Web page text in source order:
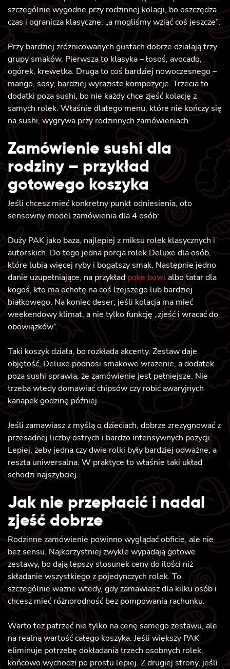
szczególnie wygodne przy rodzinnej kolacji, bo oszczędza
czas i ogranicza klasyczne: „a mogliśmy wziąć coś jeszcze”.
Przy bardziej zróżnicowanych gustach dobrze działają trzy
grupy smaków. Pierwsza to klasyka – łosoś, avocado,
ogórek, krewetka. Druga to coś bardziej nowoczesnego –
mango, sosy, bardziej wyraziste kompozycje. Trzecia to
dodatki poza sushi, bo nie każdy chce zjeść kolację z
samych rolek. Właśnie dlatego menu, które nie kończy się
na sushi, wygrywa przy rodzinnych zamówieniach.
Zamówienie sushi dla
rodziny – przykład
gotowego koszyka
Jeśli chcesz mieć konkretny punkt odniesienia, oto
sensowny model zamówienia dla 4 osób:
Duży PAK jako baza, najlepiej z miksu rolek klasycznych i
autorskich. Do tego jedna porcja rolek Deluxe dla osób,
które lubią więcej ryby i bogatszy smak. Następnie jedno
danie uzupełniające, na przykład poke bowlalbo tatar dla
kogoś, kto ma ochotę na coś lżejszego lub bardziej
białkowego. Na koniec deser, jeśli kolacja ma mieć
weekendowy klimat, a nie tylko funkcję „zjeść i wracać do
obowiązków”.
Taki koszyk działa, bo rozkłada akcenty. Zestaw daje
objętość, Deluxe podnosi smakowe wrażenie, a dodatek
poza sushi sprawia, że zamówienie jest pełniejsze. Nie
trzeba wtedy domawiać chipsów czy robić awaryjnych
kanapek godzinę później.
Jeśli zamawiasz z myślą o dzieciach, dobrze zrezygnować z
przesadnej liczby ostrych i bardzo intensywnych pozycji.
Lepiej, żeby jedna czy dwie rolki były bardziej odważne, a
reszta uniwersalna. W praktyce to właśnie taki układ
schodzi najszybciej.
Jak nie przepłacić i nadal
zjeść dobrze
Rodzinne zamówienie powinno wyglądać obficie, ale nie
bez sensu. Najkorzystniej zwykle wypadają gotowe
zestawy, bo dają lepszy stosunek ceny do ilości niż
składanie wszystkiego z pojedynczych rolek. To
szczególnie ważne wtedy, gdy zamawiasz dla kilku osób i
chcesz mieć różnorodność bez pompowania rachunku.
Warto też patrzeć nie tylko na cenę samego zestawu, ale
na realną wartość całego koszyka. Jeśli większy PAK
eliminuje potrzebę dokładania trzech osobnych rolek,
końcowo wychodzi po prostu lepiej. Z drugiej strony, jeśli